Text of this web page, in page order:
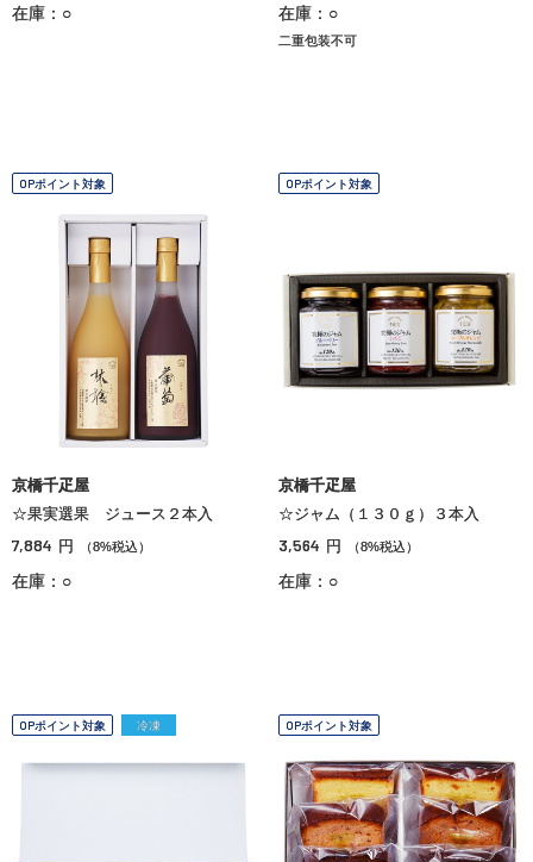
在庫：○ 在庫：○
二重包装不可
OPポイント対象
京橋千疋屋
☆果実選果 ジュース２本入
7,884 円 （8%税込）
在庫：○
OPポイント対象
京橋千疋屋
☆ジャム（１３０ｇ）３本入
3,564 円 （8%税込）
在庫：○
OPポイント対象 冷凍 OPポイント対象